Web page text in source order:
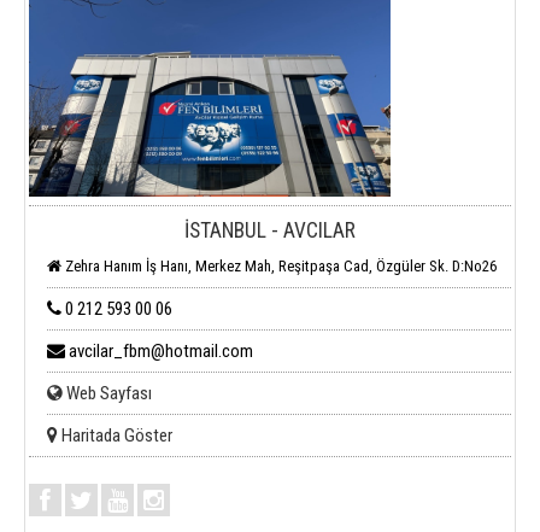
İSTANBUL - AVCILAR
Zehra Hanım İş Hanı, Merkez Mah, Reşitpaşa Cad, Özgüler Sk. D:No26
0 212 593 00 06
avcilar_fbm@hotmail.com
Web Sayfası
Haritada Göster